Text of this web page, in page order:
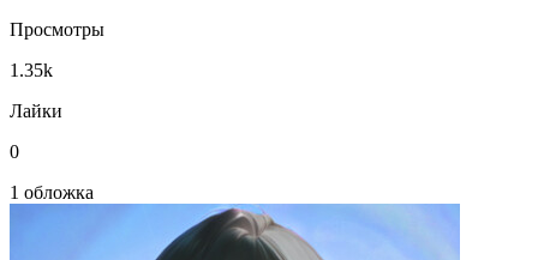
Просмотры
1.35k
Лайки
0
1 обложка